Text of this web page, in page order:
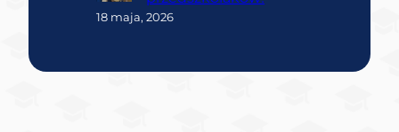
18 maja, 2026